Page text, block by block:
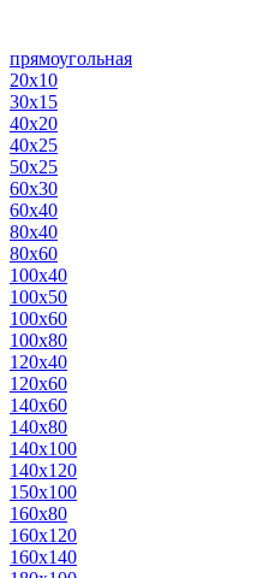
прямоугольная
20х10
30х15
40х20
40х25
50х25
60х30
60х40
80х40
80х60
100х40
100х50
100х60
100х80
120х40
120х60
140х60
140х80
140х100
140х120
150х100
160х80
160х120
160х140